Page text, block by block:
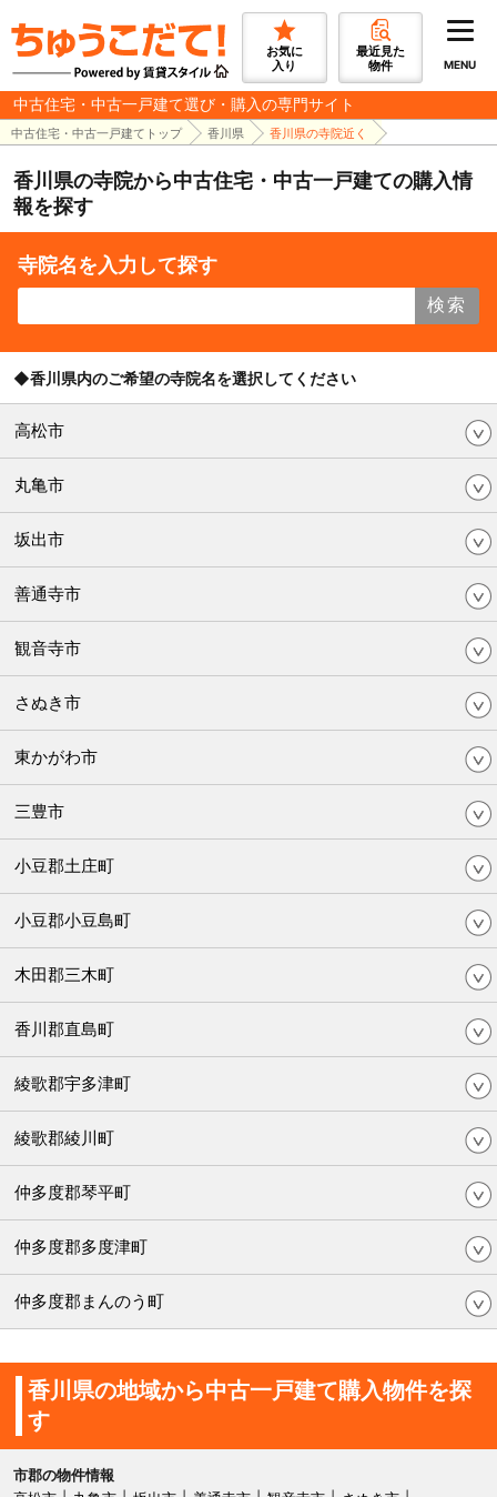
お気に
入り
最近見た
物件
MENU
中古住宅・中古一戸建て選び・購入の専門サイト
中古住宅・中古一戸建てトップ 香川県 香川県の寺院近く
香川県の寺院から中古住宅・中古一戸建ての購入情
報を探す
寺院名を入力して探す
検索
◆香川県内のご希望の寺院名を選択してください
高松市
丸亀市
坂出市
善通寺市
観音寺市
さぬき市
東かがわ市
三豊市
小豆郡土庄町
小豆郡小豆島町
木田郡三木町
香川郡直島町
綾歌郡宇多津町
綾歌郡綾川町
仲多度郡琴平町
仲多度郡多度津町
仲多度郡まんのう町
香川県の地域から中古一戸建て購入物件を探
す
市郡の物件情報